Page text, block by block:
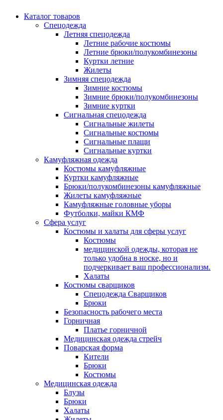
Каталог товаров
Спецодежда
Летняя спецодежда
Летние рабочие костюмы
Летние брюки/полукомбинезоны
Куртки летние
Жилеты
Зимняя спецодежда
Зимние костюмы
Зимние брюки/полукомбинезоны
Зимние куртки
Сигнальная спецодежда
Сигнальные жилеты
Сигнальные костюмы
Сигнальные плащи
Сигнальные куртки
Камуфляжная одежда
Костюмы камуфляжные
Куртки камуфляжные
Брюки/полукомбинезоны камуфляжные
Жилеты камуфляжные
Камуфляжные головные уборы
Футболки, майки КМФ
Сфера услуг
Костюмы и халаты для сферы услуг
Костюмы
медицинской одежды, которая не
только удобна в носке, но и
подчеркивает ваш профессионализм.
Халаты
Костюмы сварщиков
Спецодежда Сварщиков
Брюки
Безопасность рабочего места
Горничная
Платье горничной
Медицинская одежда стрейч
Поварская форма
Кители
Брюки
Костюмы
Медицинская одежда
Блузы
Брюки
Халаты